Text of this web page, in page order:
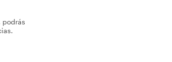
podrás